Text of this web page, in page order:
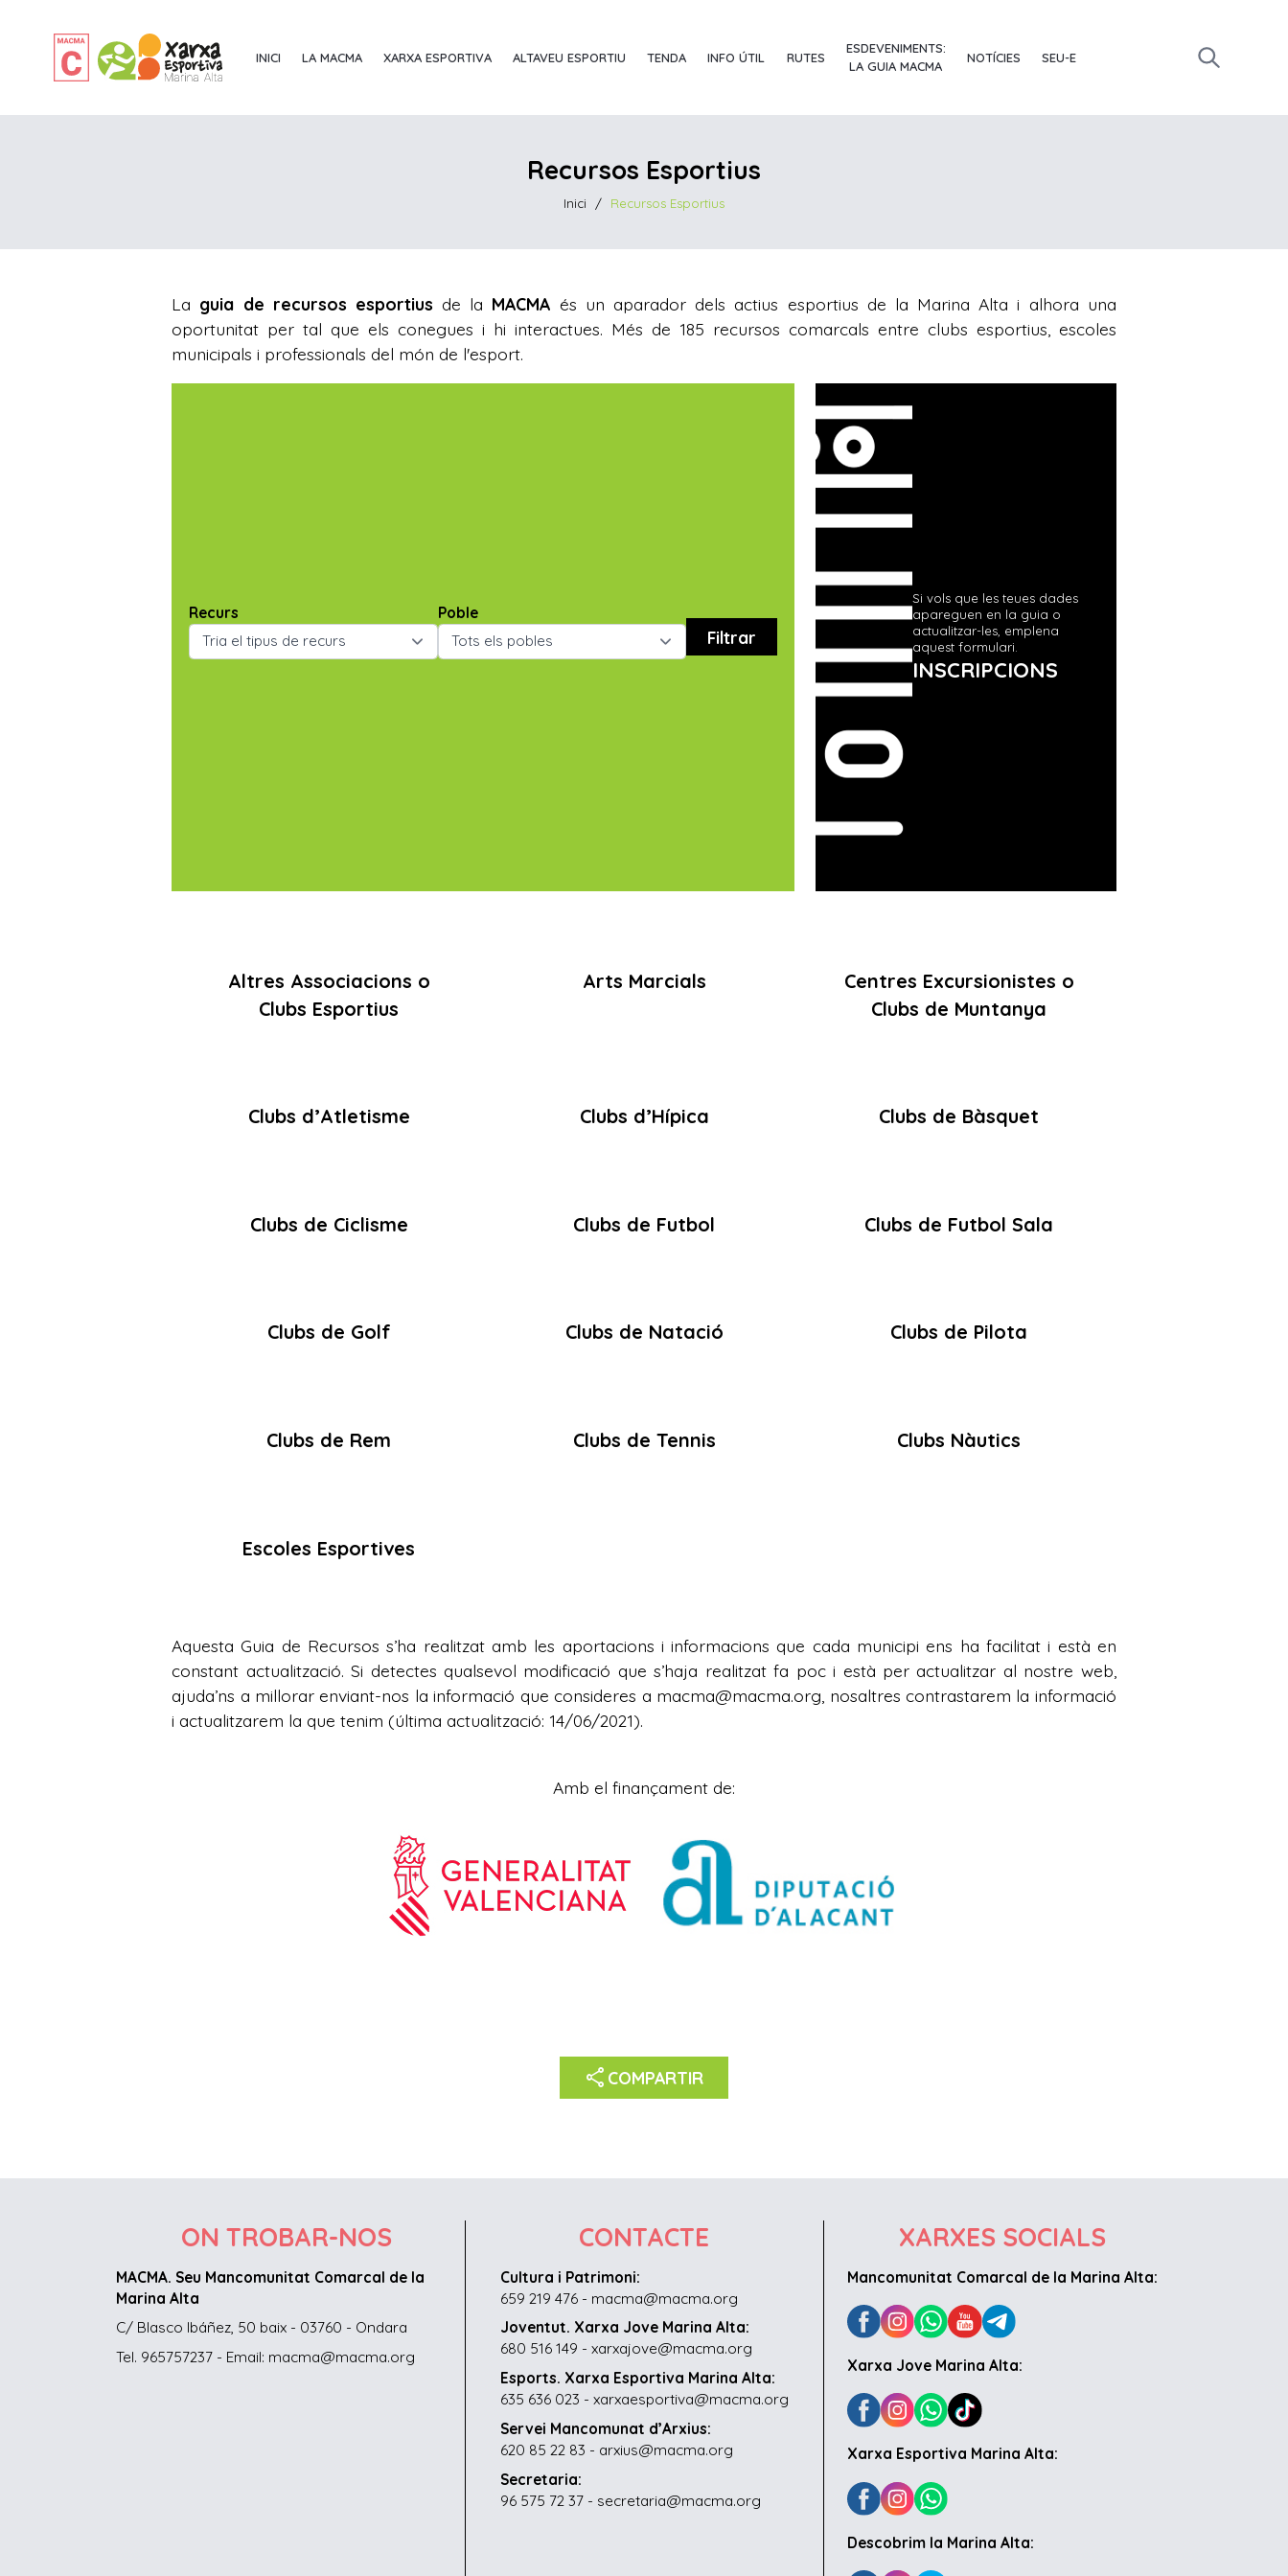
INICI LA MACMA XARXA ESPORTIVA ALTAVEU ESPORTIU TENDA INFO ÚTIL RUTES
ESDEVENIMENTS:
LA GUIA MACMA
NOTÍCIES SEU-E
Recursos Esportius
Inici / Recursos Esportius
La guia de recursos esportiusde la MACMA és un aparador dels actius esportius de la Marina Alta i alhora una
oportunitat per tal que els conegues i hi interactues. Més de 185 recursos comarcals entre clubs esportius, escoles
municipals i professionals del món de l'esport.
Recurs Poble
Filtrar
Si vols que les teues dades
apareguen en la guia o
actualitzar-les, emplena
aquest formulari.
INSCRIPCIONS
Altres Associacions o
Clubs Esportius
Arts Marcials
Centres Excursionistes o
Clubs de Muntanya
Clubs d’Atletisme Clubs d’Hípica Clubs de Bàsquet
Clubs de Ciclisme Clubs de Futbol Clubs de Futbol Sala
Clubs de Golf Clubs de Natació Clubs de Pilota
Clubs de Rem Clubs de Tennis Clubs Nàutics
Escoles Esportives
Aquesta Guia de Recursos s’ha realitzat amb les aportacions i informacions que cada municipi ens ha facilitat i està en
constant actualització. Si detectes qualsevol modificació que s’haja realitzat fa poc i està per actualitzar al nostre web,
ajuda’ns a millorar enviant-nos la informació que consideres a macma@macma.org, nosaltres contrastarem la informació
i actualitzarem la que tenim (última actualització: 14/06/2021).
Amb el finançament de:
share COMPARTIR
ON TROBAR-NOS
MACMA. Seu Mancomunitat Comarcal de la
Marina Alta
C/ Blasco Ibáñez, 50 baix - 03760 - Ondara
Tel. 965757237 - Email: macma@macma.org
CONTACTE
Cultura i Patrimoni:
659 219 476 - macma@macma.org
Joventut. Xarxa Jove Marina Alta:
680 516 149 - xarxajove@macma.org
Esports. Xarxa Esportiva Marina Alta:
635 636 023 - xarxaesportiva@macma.org
Servei Mancomunat d’Arxius:
620 85 22 83 - arxius@macma.org
Secretaria:
96 575 72 37 - secretaria@macma.org
XARXES SOCIALS
Mancomunitat Comarcal de la Marina Alta:
Xarxa Jove Marina Alta:
Xarxa Esportiva Marina Alta:
Descobrim la Marina Alta: